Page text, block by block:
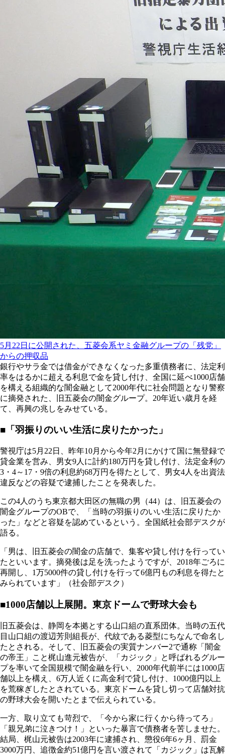
5月22日に公開された、五菱会系ヤミ金融グループの「残党」
からの押収品
銀行やサラ金では借金ができなくなった多重債務者に、法定利
率をはるかに超える利息で金を貸し付け、全国に延べ1000店舗
を構える組織的な闇金融として2000年代に社会問題となり警察
に摘発された、旧五菱会の闇金グループ。20年近い歳月を経
て、再興の兆しをみせている。
■「羽振りのいい生活に戻りたかった」
警視庁は5月22日、昨年10月から今年2月にかけて国に無登録で
貸金業を営み、男女9人に計約180万円を貸し付け、法定金利の
3・4～17・9倍の利息約68万円を得たとして、男女4人を出資法
違反などの容疑で逮捕したことを発表した。
この4人のうち東京都大田区の無職の男（44）は、旧五菱会の
闇金グループのOBで、「当時の羽振りのいい生活に戻りたか
った」などと容疑を認めているという。全国紙社会部デスクが
語る。
「男は、旧五菱会の闇金の店舗で、集客や貸し付けを行ってい
たといいます。摘発後は足を洗ったようですが、2018年ごろに
再開し、1万5000件の貸し付けを行って6億円もの利息を得たと
みられています」（社会部デスク）
■1000店舗以上展開。東京ドームで野球大会も
旧五菱会は、静岡を本拠とする山口組の直系団体。当時の五代
目山口組の渡辺芳則組長が、代紋である菱型にちなんで命名し
たとされる。そして、旧五菱会の実質ナンバー2で通称「闇金
の帝王」こと梶山進元被告が、「カジック」と呼ばれるグルー
プを率いて全国規模で闇金融を行い、2000年代前半には1000店
舗以上を構え、6万人近くに高金利で貸し付け、1000億円以上
を荒稼ぎしたとされている。東京ドームを貸し切って店舗対抗
の野球大会を開いたとまで伝えられている。
一方、取り立ても苛烈で、「今から家に行くから待ってろ」
「親兄弟に泣きつけ！」といった暴言で債務者を苦しませた。
結局、梶山元被告は2003年に逮捕され、懲役6年6ヶ月、罰金
3000万円、追徴金約51億円を言い渡されて「カジック」は瓦解